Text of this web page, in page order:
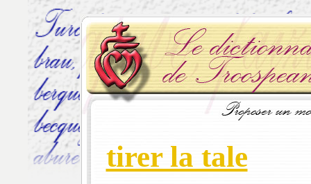
tirer la tale